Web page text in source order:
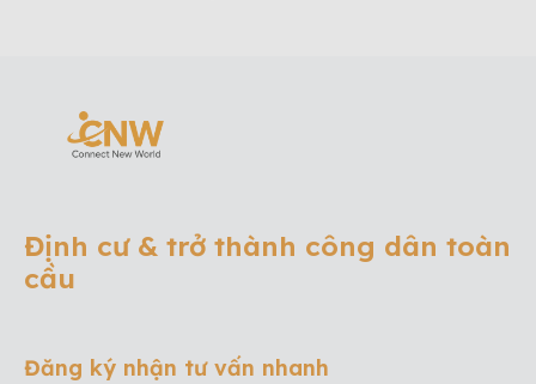
Định cư & trở thành công dân toàn
cầu
Đăng ký nhận tư vấn nhanh